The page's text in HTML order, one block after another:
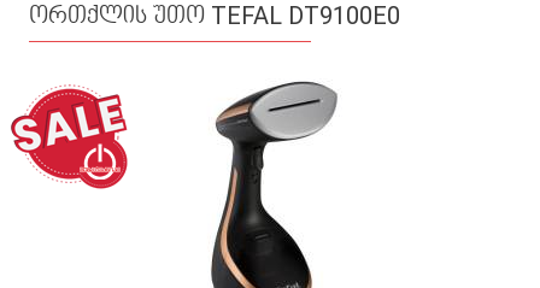
ორთქლის უთო TEFAL DT9100E0